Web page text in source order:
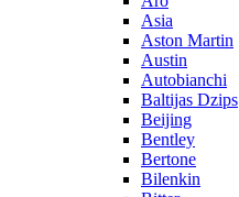
Asia
Aston Martin
Austin
Autobianchi
Baltijas Dzips
Beijing
Bentley
Bertone
Bilenkin